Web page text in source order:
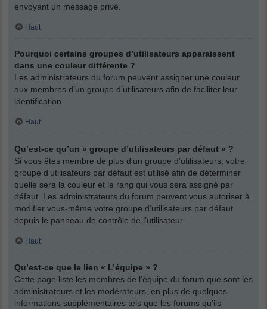
envoyant un message privé.
Haut
Pourquoi certains groupes d’utilisateurs apparaissent
dans une couleur différente ?
Les administrateurs du forum peuvent assigner une couleur
aux membres d’un groupe d’utilisateurs afin de faciliter leur
identification.
Haut
Qu’est-ce qu’un « groupe d’utilisateurs par défaut » ?
Si vous êtes membre de plus d’un groupe d’utilisateurs, votre
groupe d’utilisateurs par défaut est utilisé afin de déterminer
quelle sera la couleur et le rang qui vous sera assigné par
défaut. Les administrateurs du forum peuvent vous autoriser à
modifier vous-même votre groupe d’utilisateurs par défaut
depuis le panneau de contrôle de l’utilisateur.
Haut
Qu’est-ce que le lien « L’équipe » ?
Cette page liste les membres de l’équipe du forum que sont les
administrateurs et les modérateurs, en plus de quelques
informations supplémentaires tels que les forums qu’ils